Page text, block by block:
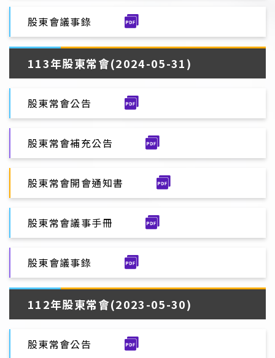
股東會議事錄
113年股東常會(2024-05-31)
股東常會公告
股東常會補充公告
股東常會開會通知書
股東常會議事手冊
股東會議事錄
112年股東常會(2023-05-30)
股東常會公告